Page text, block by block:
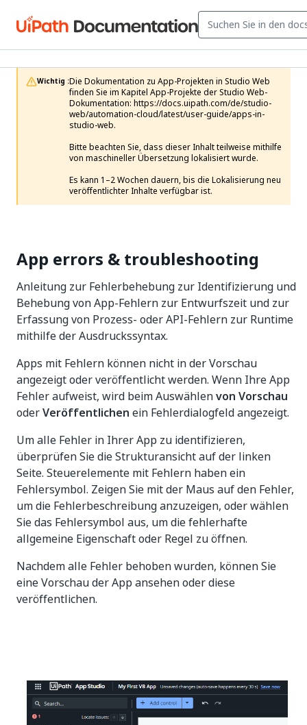
Wichtig :Die Dokumentation zu App-Projekten in Studio Web
finden Sie im Kapitel App-Projekte der Studio Web-
Dokumentation: https://docs.uipath.com/de/studio-
web/automation-cloud/latest/user-guide/apps-in-
studio-web.
Bitte beachten Sie, dass dieser Inhalt teilweise mithilfe
von maschineller Übersetzung lokalisiert wurde.
Es kann 1–2 Wochen dauern, bis die Lokalisierung neu
veröffentlichter Inhalte verfügbar ist.
App errors & troubleshooting
Anleitung zur Fehlerbehebung zur Identifizierung und
Behebung von App-Fehlern zur Entwurfszeit und zur
Erfassung von Prozess- oder API-Fehlern zur Runtime
mithilfe der Ausdruckssyntax.
Apps mit Fehlern können nicht in der Vorschau
angezeigt oder veröffentlicht werden. Wenn Ihre App
Fehler aufweist, wird beim Auswählenvon Vorschau
oderVeröffentlichen ein Fehlerdialogfeld angezeigt.
Um alle Fehler in Ihrer App zu identifizieren,
überprüfen Sie die Strukturansicht auf der linken
Seite. Steuerelemente mit Fehlern haben ein
Fehlersymbol. Zeigen Sie mit der Maus auf den Fehler,
um die Fehlerbeschreibung anzuzeigen, oder wählen
Sie das Fehlersymbol aus, um die fehlerhafte
allgemeine Eigenschaft oder Regel zu öffnen.
Nachdem alle Fehler behoben wurden, können Sie
eine Vorschau der App ansehen oder diese
veröffentlichen.